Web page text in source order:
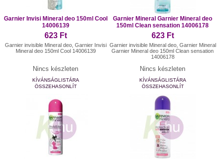
Garnier Invisi Mineral deo 150ml Cool
14006139
623 Ft
Garnier invisible Mineral deo, Garnier Invisi
Mineral deo 150ml Cool 14006139
Nincs készleten
KÍVÁNSÁGLISTÁRA
ÖSSZEHASONLÍT
Garnier Mineral Garnier Mineral deo
150ml Clean sensation 14006178
623 Ft
Garnier invisible Mineral deo, Garnier Mineral
Garnier Mineral deo 150ml Clean sensation
14006178
Nincs készleten
KÍVÁNSÁGLISTÁRA
ÖSSZEHASONLÍT